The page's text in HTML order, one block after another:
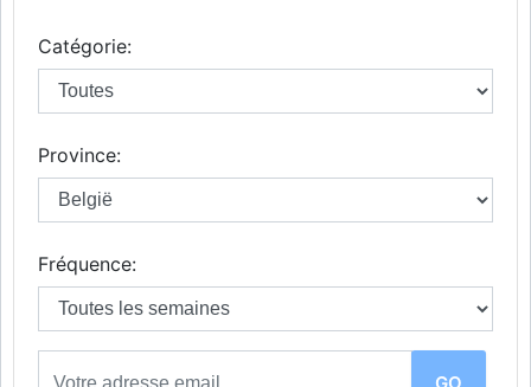
Catégorie:
Province:
Fréquence: